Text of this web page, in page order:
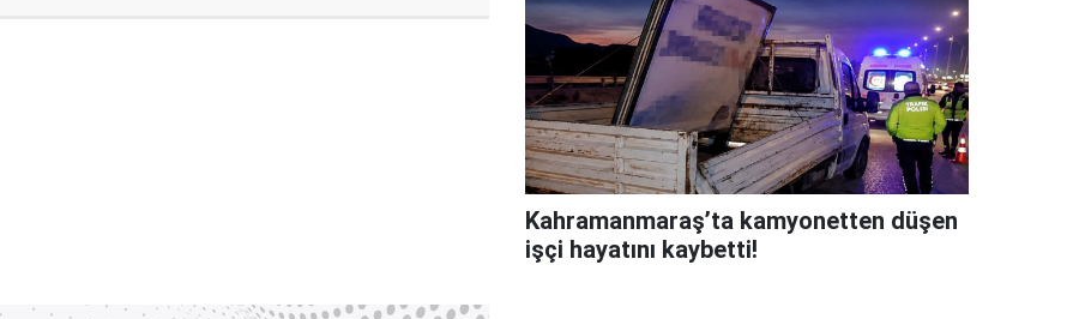
Kahramanmaraş’ta kamyonetten düşen
işçi hayatını kaybetti!